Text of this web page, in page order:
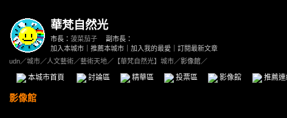
華梵自然光
市長： 菠菜茄子
副市長：
加入本城市
推薦本城市 加入我的最愛
訂閱最新文章
udn／城市／人文藝術／藝術天地／ 【華梵自然光】城市／影像館／
本城市首頁 討論區 精華區 投票區 影像館 推薦
影像館